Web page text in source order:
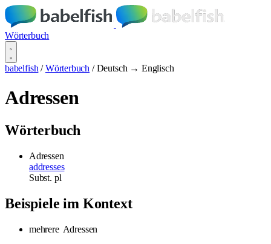
Wörterbuch
babelfish / Wörterbuch / Deutsch → Englisch
Adressen
Wörterbuch
Adressen
addresses
Subst. pl
Beispiele im Kontext
mehrere Adressen